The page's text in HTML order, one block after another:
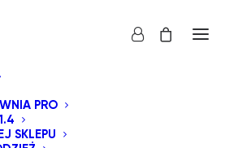
PRO
SKLEPU